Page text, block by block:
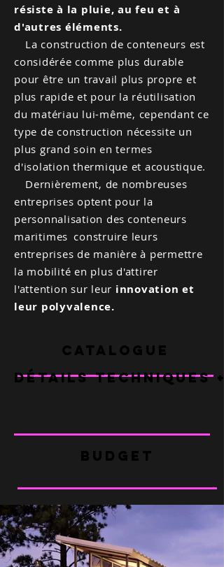
résiste à la pluie, au feu et à
d'autres éléments.
La construction de conteneurs est
considérée comme plus durable
pour être un travail plus propre et
plus rapide et pour la réutilisation
du matériau lui-même, cependant ce
type de construction nécessite un
plus grand soin en termes
d'isolation thermique et acoustique.
Dernièrement, de nombreuses
entreprises optent pour la
personnalisation des conteneurs
maritimes construire leurs
entreprises de manière à permettre
la mobilité en plus d'attirer
l'attention sur leur innovation et
leur polyvalence.
CATALOGUE
DÉTAILS TECHNIQUES +
BUDGET